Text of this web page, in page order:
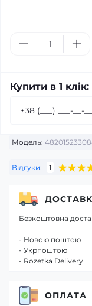
Модель:
Відгуки: 1
Купити в 1 клік:
Безкоштовна
- Новою поштою
- Укрпоштою
- Rozetka Delivery
ОПЛАТА